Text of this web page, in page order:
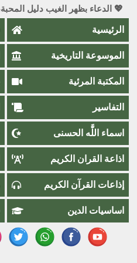
💖 الدعاء بظهر الغيب دليل
الرئيسية
الموسوعة التاريخية
المكتبة المرئية
التفاسير
اسماء اللَّٰه الحسنى
اذاعة القران الكريم
إذاعات القرآن الكريم
اساسيات الدين